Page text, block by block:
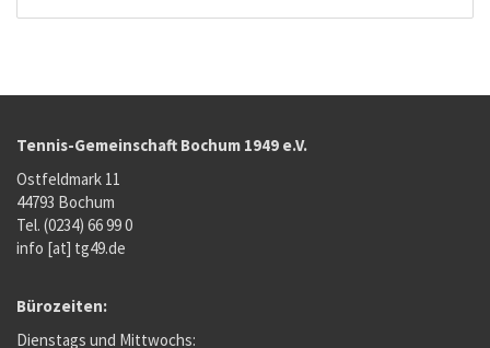
Tennis-Gemeinschaft Bochum 1949 e.V.
Ostfeldmark 11
44793 Bochum
Tel. (0234) 66 99 0
info [at] tg49.de
Bürozeiten:
Dienstags und Mittwochs: